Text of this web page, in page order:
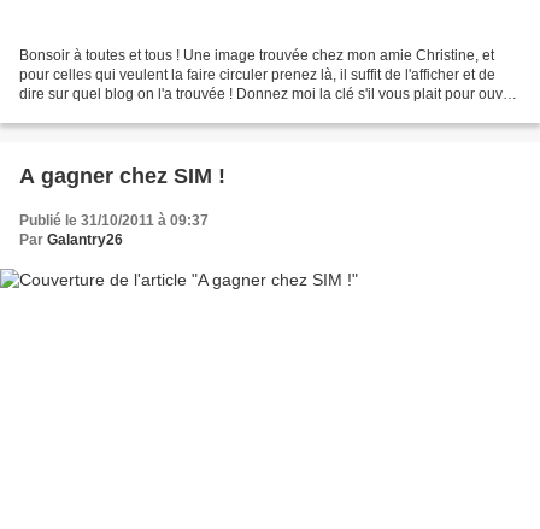
Bonsoir à toutes et tous ! Une image trouvée chez mon amie Christine, et
pour celles qui veulent la faire circuler prenez là, il suffit de l'afficher et de
dire sur quel blog on l'a trouvée ! Donnez moi la clé s'il vous plait pour ouvrir
A gagner chez SIM !
Publié le 31/10/2011 à 09:37
Par Galantry26